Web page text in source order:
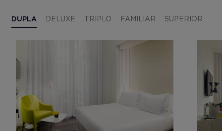
DUPLA DELUXE TRIPLO FAMILIAR SUPERIOR